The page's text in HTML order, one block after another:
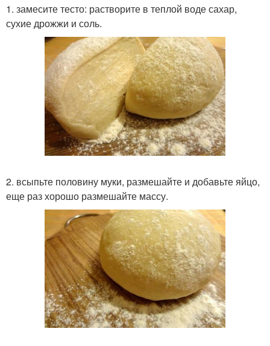
1. замесите тесто: растворите в теплой воде сахар,
сухие дрожжи и соль.
2. всыпьте половину муки, размешайте и добавьте яйцо,
еще раз хорошо размешайте массу.